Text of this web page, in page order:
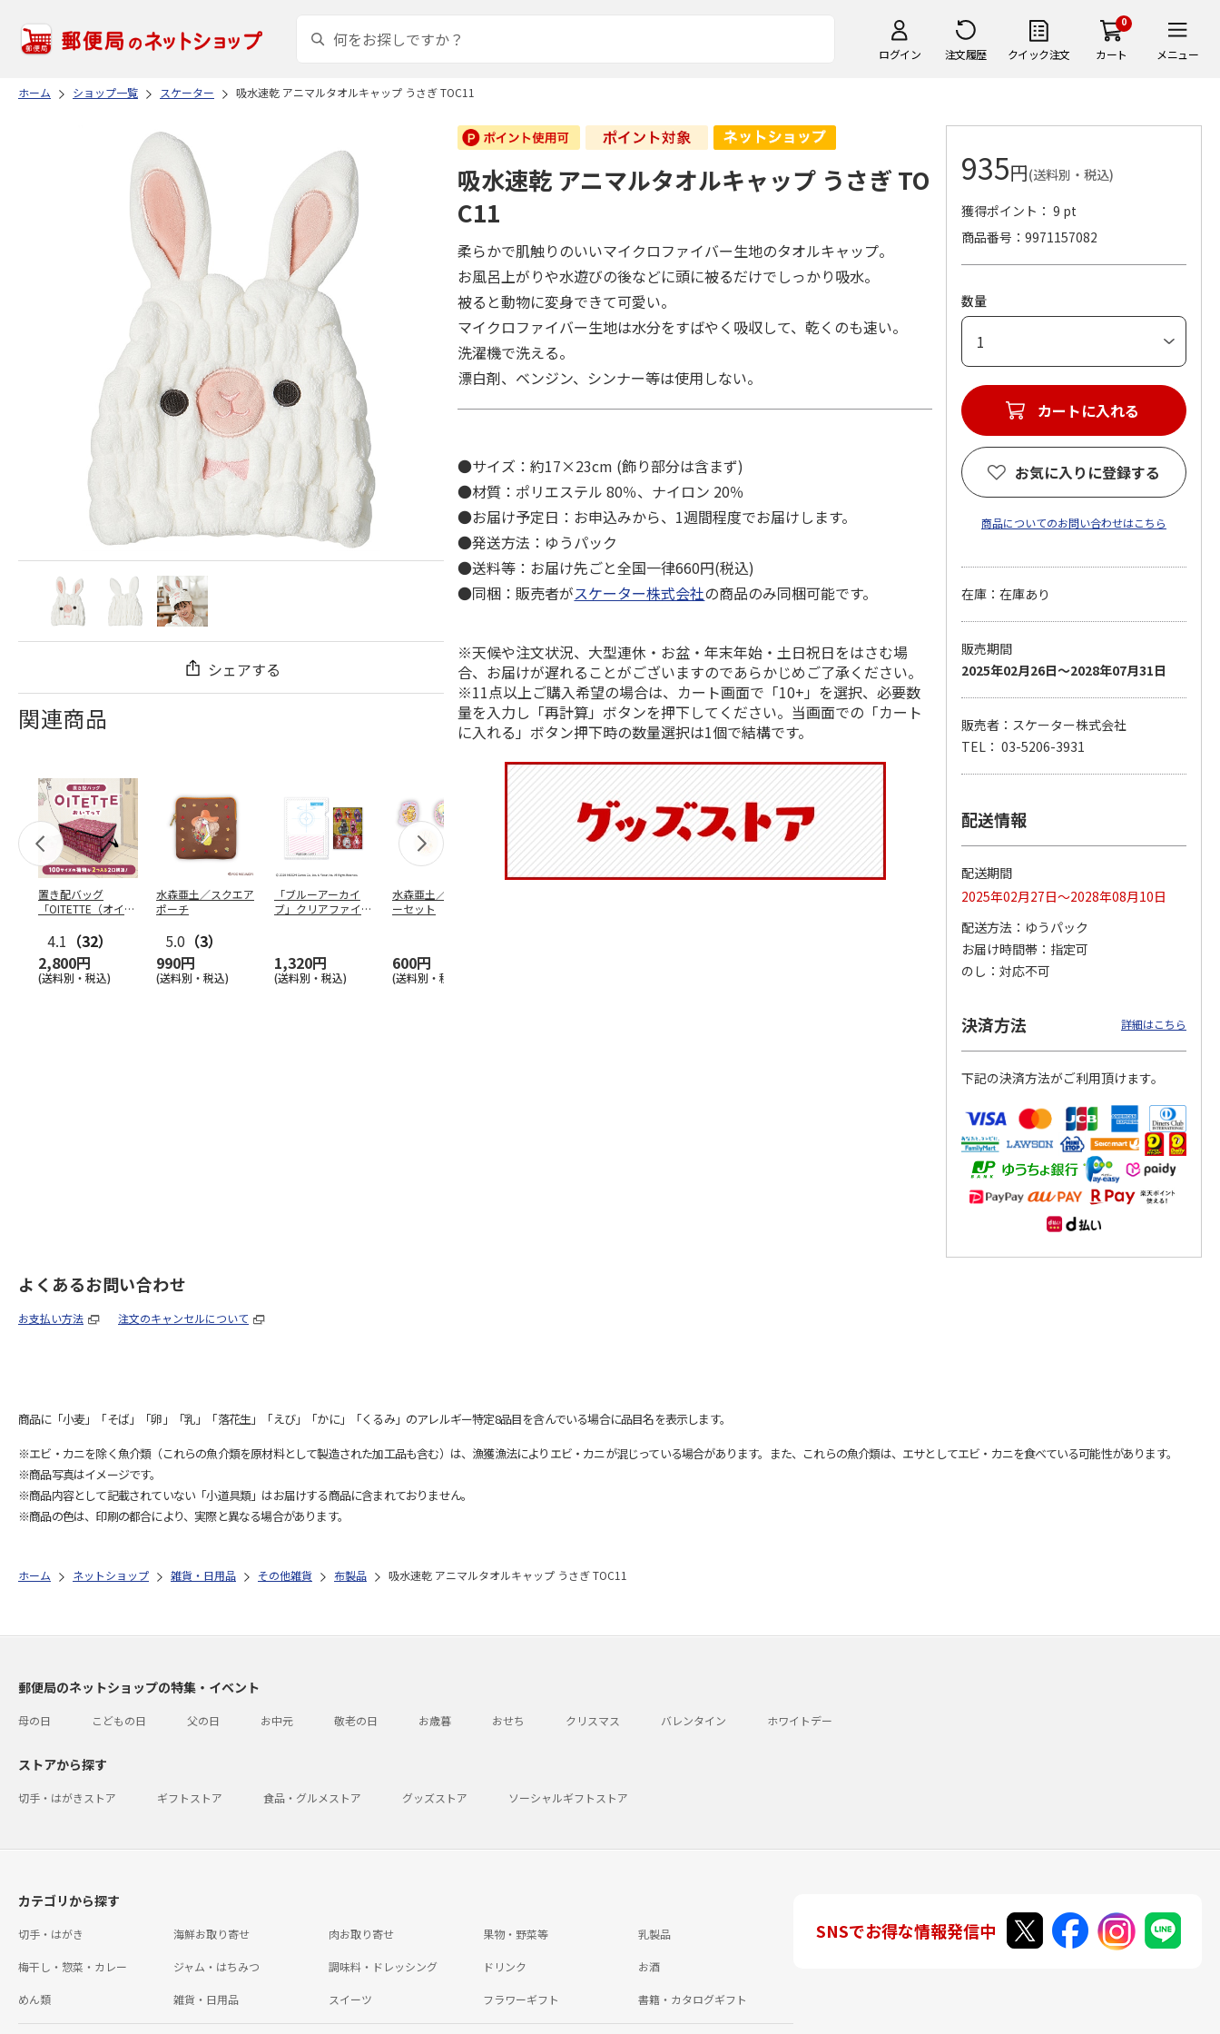
ログイン 注文履歴 クイック注文
0
カート メニュー
ホーム ショップ一覧 スケーター 吸水速乾 アニマルタオルキャップ うさぎ TOC11
シェアする
関連商品
置き配バッグ
「OITETTE（オイテ
4.1 （32）
2,800円
(送料別・税込)
水森亜土／スクエア
ポーチ
5.0 （3）
990円
(送料別・税込)
「ブルーアーカイ
ブ」クリアファイル
1,320円
(送料別・税込)
水森亜土／ステッカ
ーセット
600円
(送料別・税込)
ポムポムプリン30th
ション
4,950円
(送料別・税込)
リラックマ／クリア
吸水速乾 アニマルタオルキャップ うさぎ TO
C11
柔らかで肌触りのいいマイクロファイバー生地のタオルキャップ。
お風呂上がりや水遊びの後などに頭に被るだけでしっかり吸水。
被ると動物に変身できて可愛い。
マイクロファイバー生地は水分をすばやく吸収して、乾くのも速い。
洗濯機で洗える。
漂白剤、ベンジン、シンナー等は使用しない。
●サイズ：約17×23cm (飾り部分は含まず)
●材質：ポリエステル 80％、ナイロン 20％
●お届け予定日：お申込みから、1週間程度でお届けします。
●発送方法：ゆうパック
●送料等：お届け先ごと全国一律660円(税込)
●同梱：販売者がスケーター株式会社の商品のみ同梱可能です。
※天候や注文状況、大型連休・お盆・年末年始・土日祝日をはさむ場
合、お届けが遅れることがございますのであらかじめご了承ください。
※11点以上ご購入希望の場合は、カート画面で「10+」を選択、必要数
量を入力し「再計算」ボタンを押下してください。当画面での「カート
に入れる」ボタン押下時の数量選択は1個で結構です。
935円(送料別・税込)
獲得ポイント： 9 pt
商品番号
9971157082
数量
カートに入れる
お気に入りに登録する
商品についてのお問い合わせはこちら
在庫：在庫あり
販売期間
2025年02月26日～2028年07月31日
販売者：スケーター株式会社
TEL： 03-5206-3931
配送情報
配送期間
2025年02月27日～2028年08月10日
配送方法
ゆうパック
お届け時間帯
指定可
のし
対応不可
決済方法 詳細はこちら
下記の決済方法がご利用頂けます。
よくあるお問い合わせ
お支払い方法 注文のキャンセルについて
商品に「小麦」「そば」「卵」「乳」「落花生」「えび」「かに」「くるみ」のアレルギー特定8品目を含んでいる場合に品目名を表示します。
※エビ・カニを除く魚介類（これらの魚介類を原材料として製造された加工品も含む）は、漁獲漁法によりエビ・カニが混じっている場合があります。また、これらの魚介類は、エサとしてエビ・カニを食べている可能性があります。
※商品写真はイメージです。
※商品内容として記載されていない「小道具類」はお届けする商品に含まれておりません。
※商品の色は、印刷の都合により、実際と異なる場合があります。
ホーム ネットショップ 雑貨・日用品 その他雑貨 布製品 吸水速乾 アニマルタオルキャップ うさぎ TOC11
郵便局のネットショップの特集・イベント
母の日 こどもの日 父の日 お中元 敬老の日 お歳暮 おせち クリスマス バレンタイン ホワイトデー
ストアから探す
切手・はがきストア ギフトストア 食品・グルメストア グッズストア ソーシャルギフトストア
カテゴリから探す
切手・はがき 海鮮お取り寄せ 肉お取り寄せ 果物・野菜等 乳製品
梅干し・惣菜・カレー ジャム・はちみつ 調味料・ドレッシング ドリンク お酒
めん類 雑貨・日用品 スイーツ フラワーギフト 書籍・カタログギフト
SNSでお得な情報発信中